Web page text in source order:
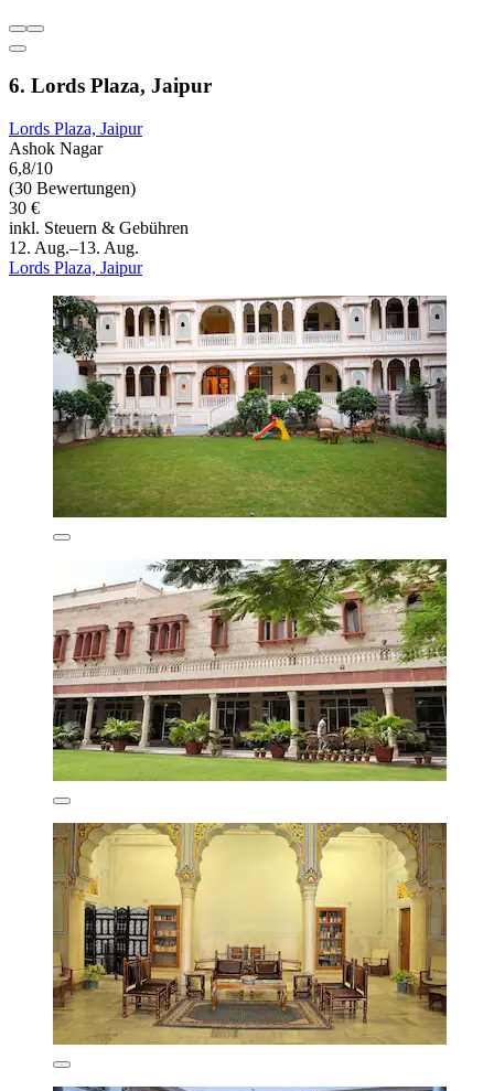
6. Lords Plaza, Jaipur
Lords Plaza, Jaipur
Ashok Nagar
6,8/10
(30 Bewertungen)
30 €
inkl. Steuern & Gebühren
12. Aug.–13. Aug.
Lords Plaza, Jaipur